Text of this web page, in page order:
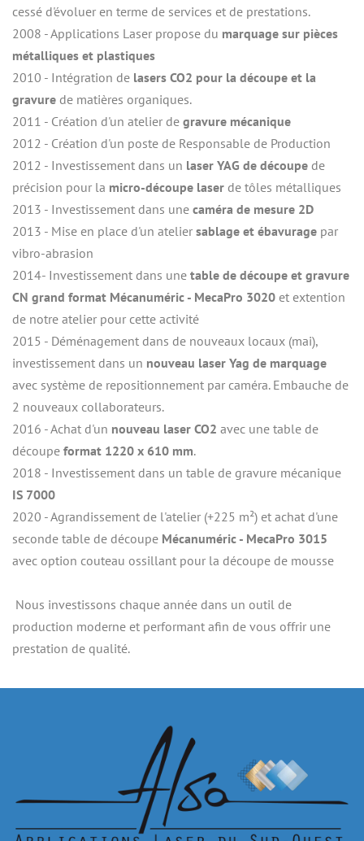
cessé d'évoluer en terme de services et de prestations.
2008 - Applications Laser propose du marquage sur pièces
métalliques et plastiques
2010 - Intégration de lasers CO2 pour la découpe et la
gravure de matières organiques.
2011 - Création d'un atelier de gravure mécanique
2012 - Création d'un poste de Responsable de Production
2012 - Investissement dans un laser YAG de découpe de
précision pour la micro-découpe laser de tôles métalliques
2013 - Investissement dans une caméra de mesure 2D
2013 - Mise en place d'un atelier sablage et ébavurage par
vibro-abrasion
2014- Investissement dans une table de découpe et gravure
CN grand format Mécanuméric - MecaPro 3020 et extention
de notre atelier pour cette activité
2015 - Déménagement dans de nouveaux locaux (mai),
investissement dans un nouveau laser Yag de marquage
avec système de repositionnement par caméra. Embauche de
2 nouveaux collaborateurs.
2016 - Achat d'un nouveau laser CO2 avec une table de
découpe format 1220 x 610 mm.
2018 - Investissement dans un table de gravure mécanique
IS 7000
2020 - Agrandissement de l'atelier (+225 m²) et achat d'une
seconde table de découpe Mécanuméric - MecaPro 3015
avec option couteau ossillant pour la découpe de mousse
Nous investissons chaque année dans un outil de
production moderne et performant afin de vous offrir une
prestation de qualité.